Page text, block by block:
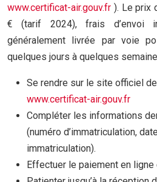
www.certificat-air.gouv.fr ). Le prix
€ (tarif 2024), frais d’envoi
généralement livrée par voie
quelques jours à quelques
Se rendre sur le site officiel de
www.certificat-air.gouv.fr
Compléter les informations
(numéro d’immatriculation,
immatriculation).
Effectuer le paiement en